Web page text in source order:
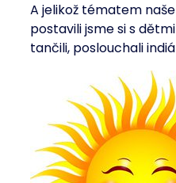
A jelikož tématem
postavili jsme si s
tančili, poslouchali